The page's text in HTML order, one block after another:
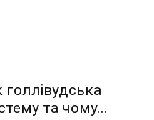
та чому...